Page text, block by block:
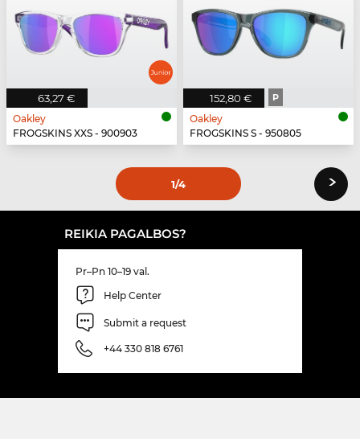
63,27 €
Oakley
FROGSKINS XXS - 900903
152,80 € P
Oakley
FROGSKINS S - 950805
1/4 ›
REIKIA PAGALBOS?
Pr–Pn 10–19 val.
Help Center
Submit a request
+44 330 818 6761